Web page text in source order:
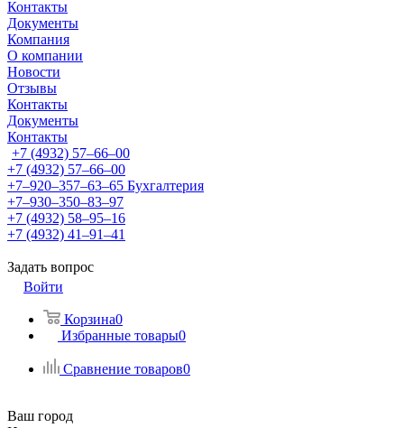
Контакты
Документы
Компания
О компании
Новости
Отзывы
Контакты
Документы
Контакты
+7 (4932) 57‒66‒00
+7 (4932) 57‒66‒00
+7‒920‒357‒63‒65 Бухгалтерия
+7‒930‒350‒83‒97
+7 (4932) 58‒95‒16
+7 (4932) 41‒91‒41
Задать вопрос
Войти
Корзина0
Избранные товары0
Сравнение товаров0
Ваш город